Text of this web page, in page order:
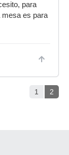
para
mesa es para
1 2